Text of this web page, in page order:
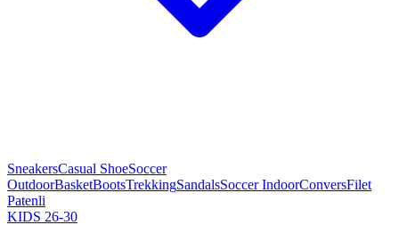
SneakersCasual ShoeSoccer
OutdoorBasketBootsTrekkingSandalsSoccer IndoorConversFilet
Patenli
KIDS 26-30